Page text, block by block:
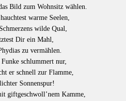
Bild zum Wohnsitz wählen.
warme Seelen,
wilde Qual,
Dir ein Mahl,
zu vermählen.
schlummert nur,
er schnell zur Flamme,
Sonnenspur!
giftgeschwoll’nem Kamme,